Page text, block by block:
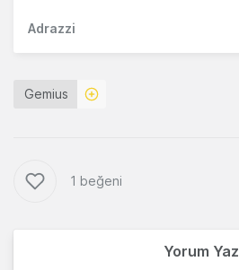
Adrazzi
Gemius
1 beğeni
Yorum Yaz